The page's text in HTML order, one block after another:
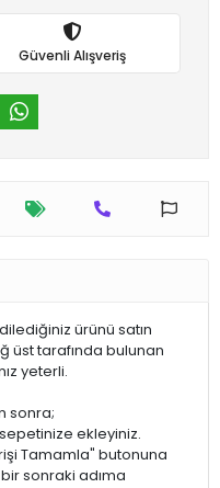
Güvenli Alışveriş
ürünü satın
üst tarafında bulunan
yeterli.
sonra;
ekleyiniz.
Tamamla" butonuna
sonraki adıma